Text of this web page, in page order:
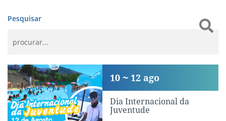
Pesquisar
Dia Internacional da Juventude
Dia Internacional da
Juventude
10 12 ago